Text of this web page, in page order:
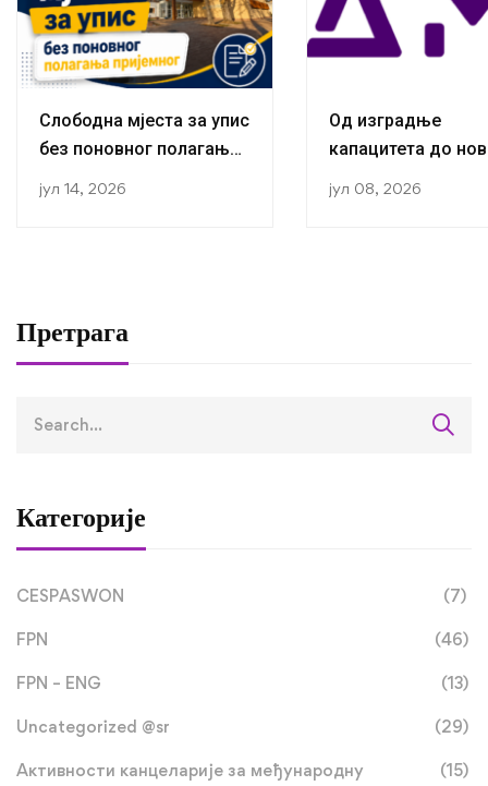
Слободна мјеста за упис
без поновног полагања
јул 14, 2026
Од изградње
капацитета до
јул 08, 2026
Претрага
Категорије
CESPASWON (7)
FPN (46)
FPN – ENG (13)
Uncategorized @sr (29)
Активности канцеларије за међународну
(15)